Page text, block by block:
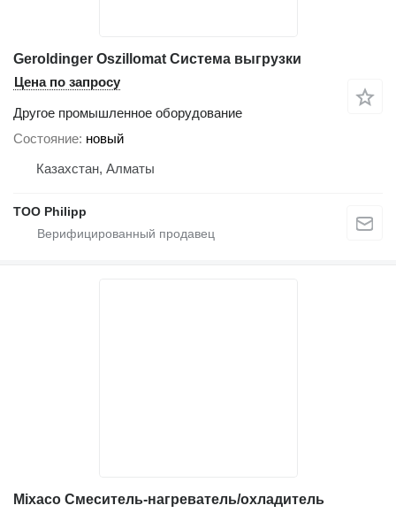
Geroldinger Oszillomat Система выгрузки
Цена по запросу
Другое промышленное оборудование
Состояние новый
Казахстан, Алматы
ТОО Philipp
Mixaco Смеситель-нагреватель/охладитель